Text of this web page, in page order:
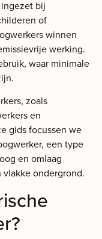
bij
of
winnen
werking.
waar minimale
zoals
en
gids focussen we
een type
en omlaag
ondergrond.